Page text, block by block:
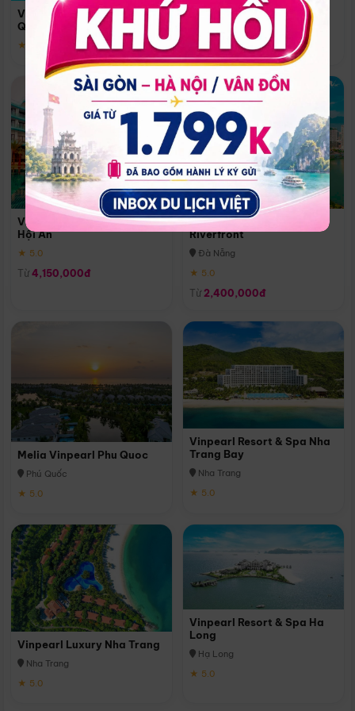
Vinpearl Resort & Spa Phu
Quoc
★ 5.0
Quoc
Phú Quốc
★ 5.0
Vinpearl Resort & Golf Nam
Hội An
★ 5.0
Từ 4,150,000đ
Melia Vinpearl Danang
Riverfront
Đà Nẵng
★ 5.0
Từ 2,400,000đ
Melia Vinpearl Phu Quoc
Phú Quốc
★ 5.0
Vinpearl Resort & Spa Nha
Trang Bay
Nha Trang
★ 5.0
Vinpearl Luxury Nha Trang
Nha Trang
★ 5.0
Vinpearl Resort & Spa Ha
Long
Hạ Long
★ 5.0